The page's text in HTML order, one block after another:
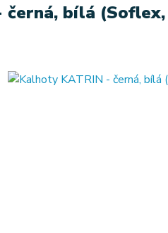
bílá (Soflex,